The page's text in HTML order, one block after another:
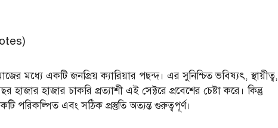
মধ্যে একটি জনপ্রিয় ক্যারিয়ার পছন্দ। এর সুনিশ্চিত ভবিষ্যৎ, স্থায়ীত্ব,
হাজার হাজার চাকরি প্রত্যাশী এই সেক্টরে প্রবেশের চেষ্টা করে। কিন্তু
পরিকল্পিত এবং সঠিক প্রস্তুতি অত্যন্ত গুরুত্বপূর্ণ।